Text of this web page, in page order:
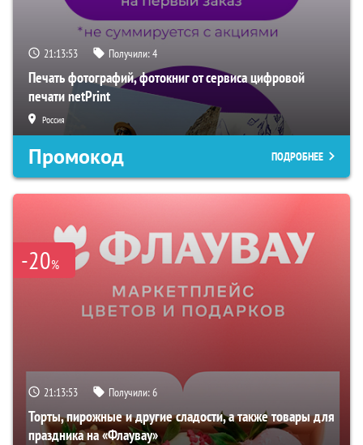
21:13:52 Получили:4
Печать фотографий, фотокниг от сервиса цифровой
печати netPrint
Россия
Промокод ПОДРОБНЕЕ
-20%
21:13:52 Получили:6
Торты, пирожные и другие сладости, а также товары для
праздника на «Флаувау»